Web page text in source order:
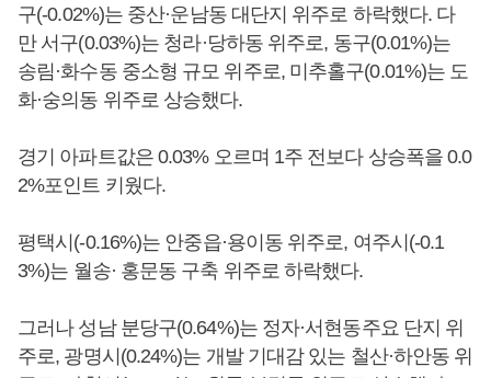
구(-0.02%)는 중산·운남동 대단지 위주로 하락했다. 다
만 서구(0.03%)는 청라·당하동 위주로, 동구(0.01%)는
송림·화수동 중소형 규모 위주로, 미추홀구(0.01%)는 도
화·숭의동 위주로 상승했다.
경기 아파트값은 0.03% 오르며 1주 전보다 상승폭을 0.0
2%포인트 키웠다.
평택시(-0.16%)는 안중읍·용이동 위주로, 여주시(-0.1
3%)는 월송· 홍문동 구축 위주로 하락했다.
그러나 성남 분당구(0.64%)는 정자·서현동주요 단지 위
주로, 광명시(0.24%)는 개발 기대감 있는 철산·하안동 위